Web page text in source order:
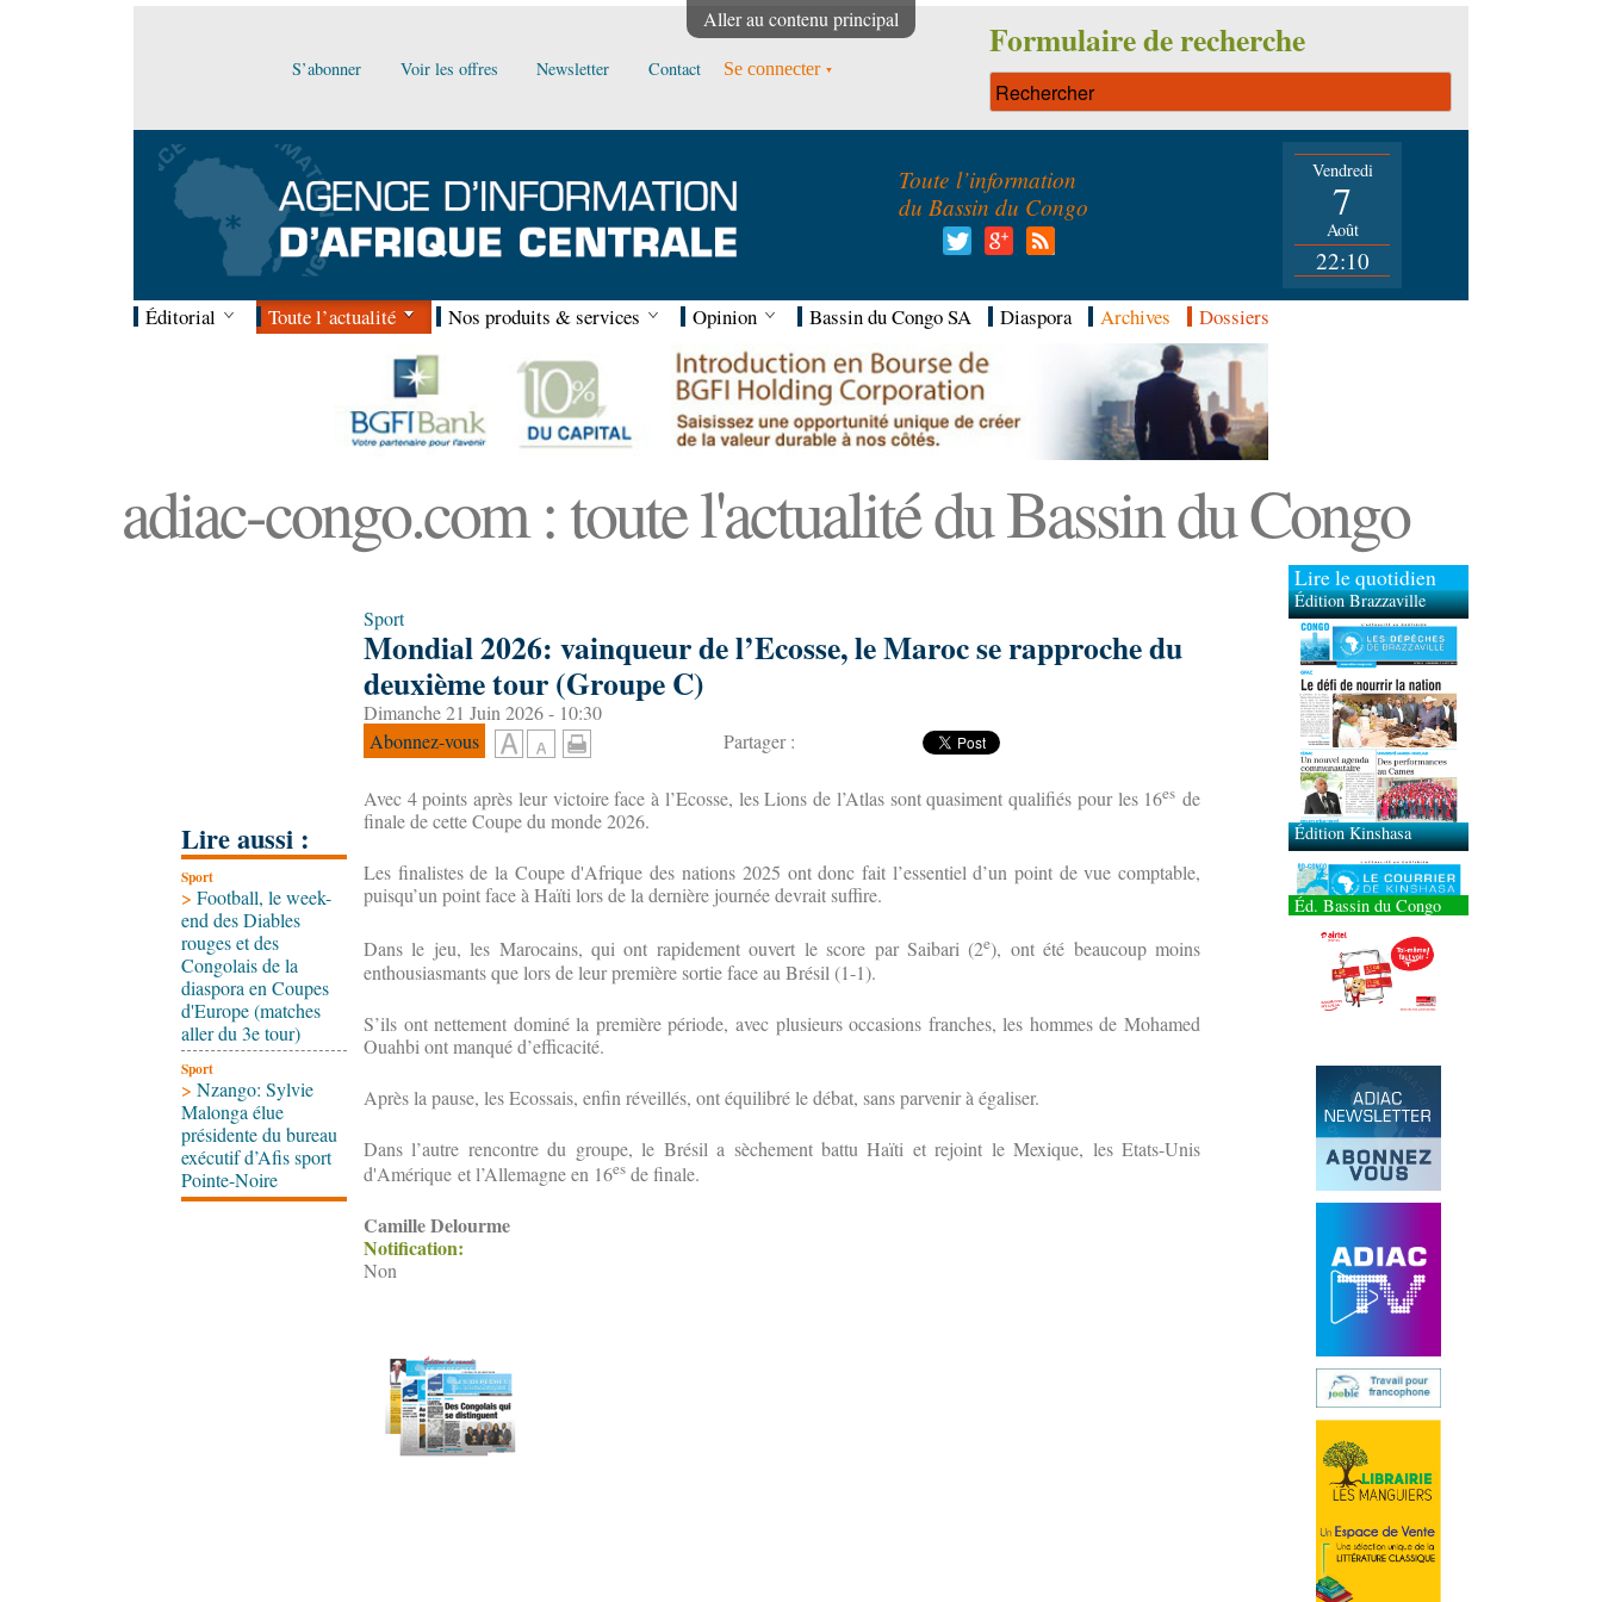
Aller au contenu principal
S’abonner Voir les offres Newsletter Contact Se connecter
Formulaire de recherche
Toute l’information
du Bassin du Congo
Vendredi
7
Août
22:10
Éditorial Toute l’actualité Nos produits & services Opinion Bassin du Congo SA Diaspora Archives Dossiers
adiac-congo.com : toute l'actualité du Bassin du Congo
Lire aussi :
Sport
> Football, le week-
end des Diables
rouges et des
Congolais de la
diaspora en Coupes
d'Europe (matches
aller du 3e tour)
Sport
> Nzango: Sylvie
Malonga élue
présidente du bureau
exécutif d’Afis sport
Pointe-Noire
Sport
Mondial 2026: vainqueur de l’Ecosse, le Maroc se rapproche du
deuxième tour (Groupe C)
Dimanche 21 Juin 2026 - 10:30
Abonnez-vous
Partager :
Avec 4 points après leur victoire face à l’Ecosse, les Lions de l’Atlas sont quasiment qualifiés pour les 16es de
finale de cette Coupe du monde 2026.
Les finalistes de la Coupe d'Afrique des nations 2025 ont donc fait l’essentiel d’un point de vue comptable,
puisqu’un point face à Haïti lors de la dernière journée devrait suffire.
Dans le jeu, les Marocains, qui ont rapidement ouvert le score par Saibari (2e), ont été beaucoup moins
enthousiasmants que lors de leur première sortie face au Brésil (1-1).
S’ils ont nettement dominé la première période, avec plusieurs occasions franches, les hommes de Mohamed
Ouahbi ont manqué d’efficacité.
Après la pause, les Ecossais, enfin réveillés, ont équilibré le débat, sans parvenir à égaliser.
Dans l’autre rencontre du groupe, le Brésil a sèchement battu Haïti et rejoint le Mexique, les Etats-Unis
d'Amérique et l’Allemagne en 16es de finale.
Camille Delourme
Notification:
Non
Lire le quotidien
Édition Brazzaville
Édition Kinshasa
Éd. Bassin du Congo